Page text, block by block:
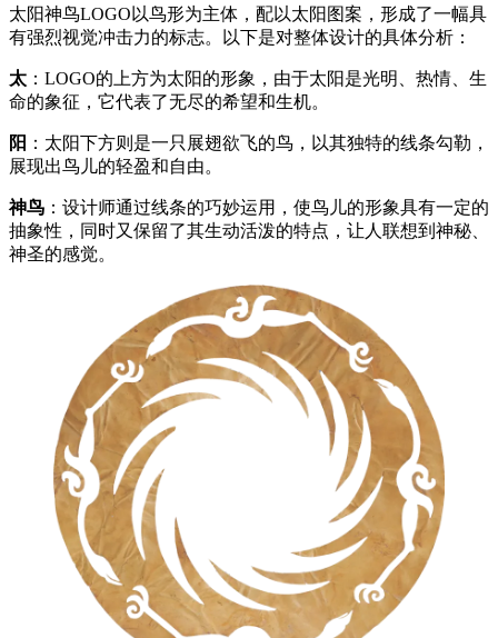
太阳神鸟LOGO以鸟形为主体，配以太阳图案，形成了一幅具
有强烈视觉冲击力的标志。以下是对整体设计的具体分析：
太 ：LOGO的上方为太阳的形象，由于太阳是光明、热情、生
命的象征，它代表了无尽的希望和生机。
阳 ：太阳下方则是一只展翅欲飞的鸟，以其独特的线条勾勒，
展现出鸟儿的轻盈和自由。
神鸟 ：设计师通过线条的巧妙运用，使鸟儿的形象具有一定的
抽象性，同时又保留了其生动活泼的特点，让人联想到神秘、
神圣的感觉。